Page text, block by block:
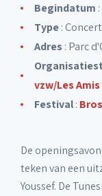
Begindatum
Type: Concert
Adres: Parc
vzw/Les
Festival:
De
teken van een
Youssef. De